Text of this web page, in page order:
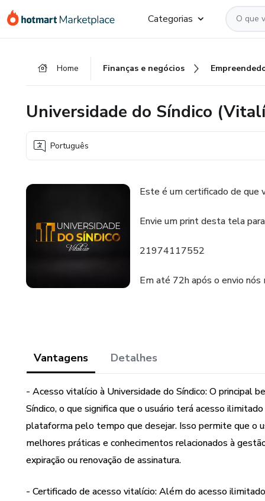
para
para
para
Categorias
Home Finanças e negócios
Universidade do Síndico
Português
Este é um certificado de que
Envie um print desta tela
21974117552
Em até 72h após o envio nós
Vantagens Detalhes
- Acesso vitalício à Universidade do Síndico: O principal
Síndico, o que significa que o usuário terá acesso
plataforma pelo tempo que desejar. Isso permite que o
melhores práticas e conhecimentos relacionados à
expiração ou renovação de assinatura.
- Certificado de acesso vitalício: Além do acesso